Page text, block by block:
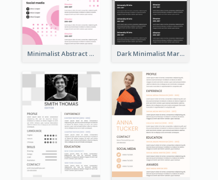
Minimalist Abstract Pink Resume Dark Minimalist Marketing Manager Resume